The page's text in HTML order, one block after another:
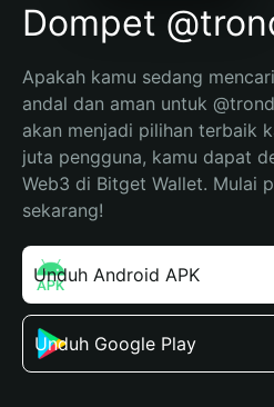
Dompet
Apakah kamu sedang
andal dan aman untuk
akan menjadi pilihan terbaik
juta pengguna, kamu dapat
Web3 di Bitget Wallet. Mulai
sekarang!
Unduh Android APK
Unduh Google Play